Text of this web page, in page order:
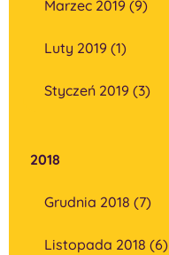
Marzec 2019 (9)
Luty 2019 (1)
Styczeń 2019 (3)
2018
Grudnia 2018 (7)
Listopada 2018 (6)